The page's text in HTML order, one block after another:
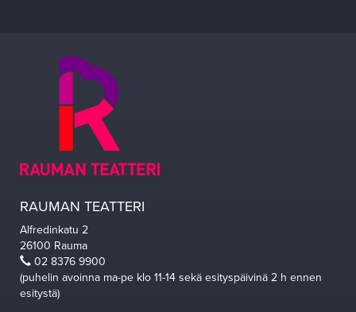
RAUMAN TEATTERI
Alfredinkatu 2
26100 Rauma
02 8376 9900
(puhelin avoinna ma-pe klo 11-14 sekä esityspäivinä 2 h ennen
esitystä)